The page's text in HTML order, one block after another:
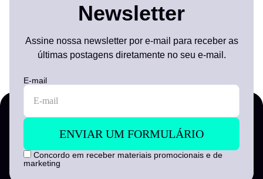
Newsletter
Assine nossa newsletter por e-mail para receber as
últimas postagens diretamente no seu e-mail.
E-mail
Concordo em receber materiais promocionais e de
marketing